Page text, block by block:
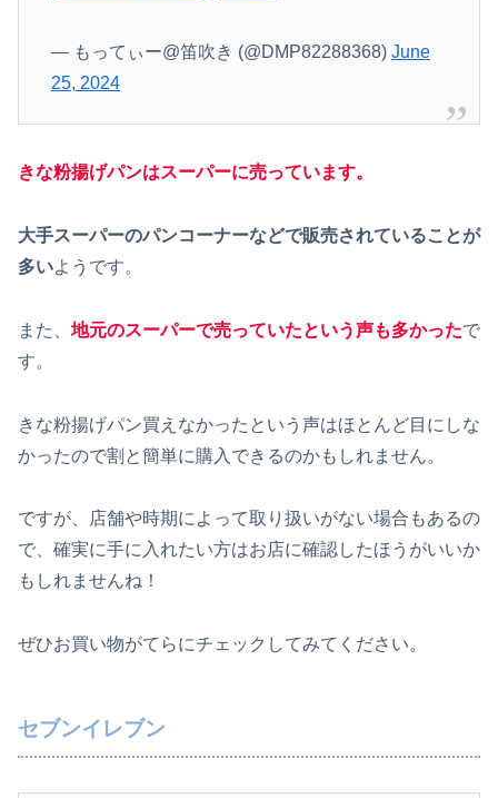
— もってぃー@笛吹き (@DMP82288368) June
25, 2024
きな粉揚げパンはスーパーに売っています。
大手スーパーのパンコーナーなどで販売されていることが
多いようです。
また、 地元のスーパーで売っていたという声も多かったで
す。
きな粉揚げパン買えなかったという声はほとんど目にしな
かったので割と簡単に購入できるのかもしれません。
ですが、店舗や時期によって取り扱いがない場合もあるの
で、確実に手に入れたい方はお店に確認したほうがいいか
もしれませんね！
ぜひお買い物がてらにチェックしてみてください。
セブンイレブン